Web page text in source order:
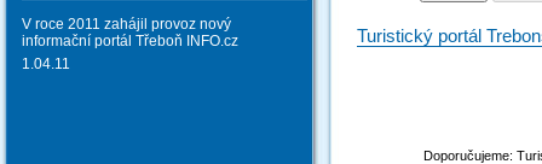
Turistický portál
V roce 2011 zahájil provoz nový
informační portál Třeboň INFO.cz
1.04.11
Doporučujeme: